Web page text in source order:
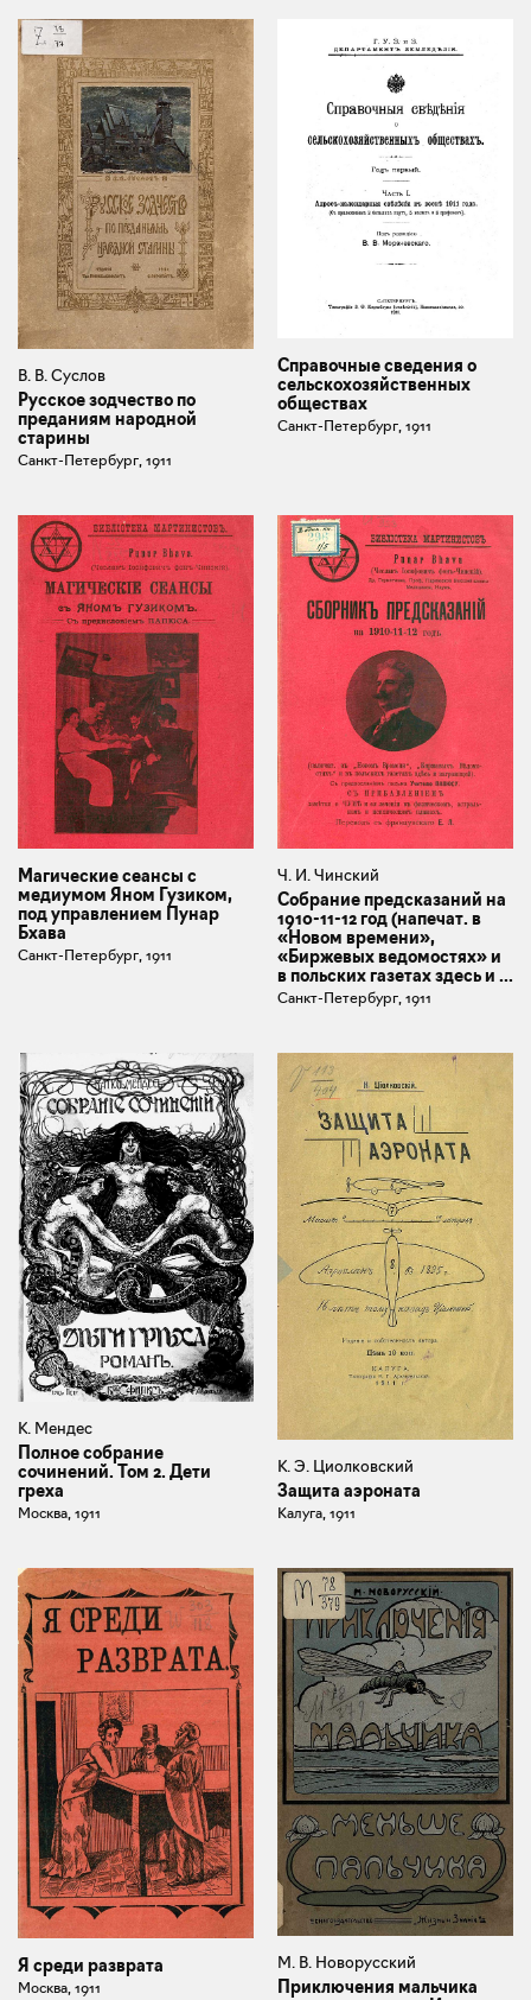
В. В. Суслов
Русское зодчество по
преданиям народной
старины
Санкт-Петербург, 1911
Справочные сведения о
сельскохозяйственных
обществах
Санкт-Петербург, 1911
Магические сеансы с
медиумом Яном Гузиком,
под управлением Пунар
Бхава
Санкт-Петербург, 1911
Ч. И. Чинский
Собрание предсказаний на
1910-11-12 год (напечат. в
«Новом времени»,
«Биржевых ведомостях» и
в польских газетах здесь и ...
Санкт-Петербург, 1911
К. Мендес
Полное собрание
сочинений. Том 2. Дети
греха
Москва, 1911
К. Э. Циолковский
Защита аэроната
Калуга, 1911
Я среди разврата
Москва, 1911
М. В. Новорусский
Приключения мальчика